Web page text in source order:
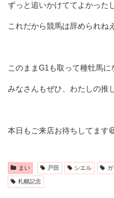
ずっと追いかけててよかったし
これだから競馬は辞められね
このままG1も取って種牡馬に
みなさんもぜひ、わたしの推
本日もご来店お待ちしてます
まい 戸田 シエル
札幌記念